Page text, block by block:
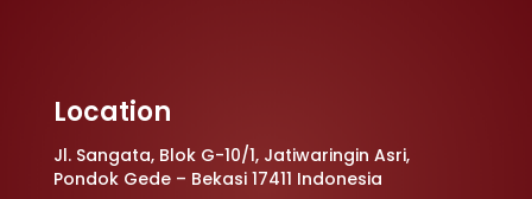
Location
Jl. Sangata, Blok G-10/1, Jatiwaringin Asri,
Pondok Gede – Bekasi 17411 Indonesia